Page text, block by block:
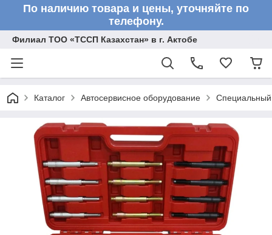
По наличию товара и цены, уточняйте по
телефону.
Филиал ТОО «ТССП Казахстан» в г. Актобе
Каталог Автосервисное оборудование Специальный